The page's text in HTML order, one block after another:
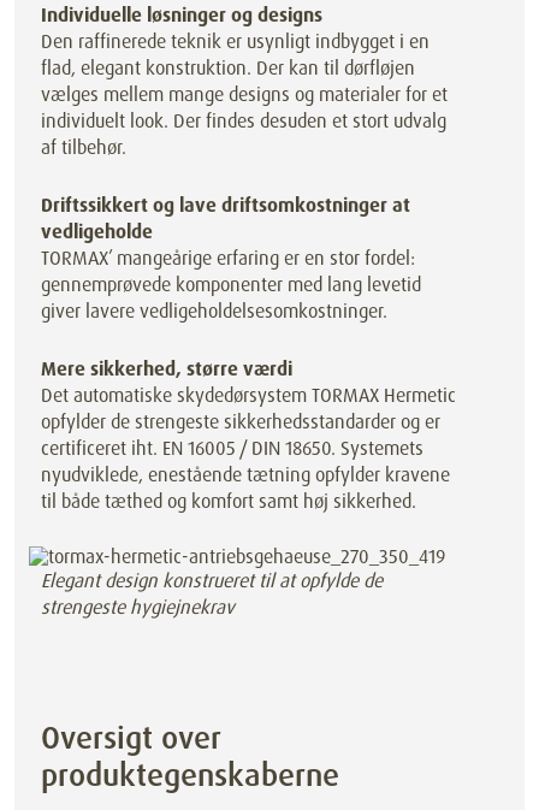
Individuelle løsninger og designs
Den raffinerede teknik er usynligt indbygget i en
flad, elegant konstruktion. Der kan til dørfløjen
vælges mellem mange designs og materialer for et
individuelt look. Der findes desuden et stort udvalg
af tilbehør.
Driftssikkert og lave driftsomkostninger at
vedligeholde
TORMAX’ mangeårige erfaring er en stor fordel:
gennemprøvede komponenter med lang levetid
giver lavere vedligeholdelsesomkostninger.
Mere sikkerhed, større værdi
Det automatiske skydedørsystem TORMAX Hermetic
opfylder de strengeste sikkerhedsstandarder og er
certificeret iht. EN 16005 / DIN 18650. Systemets
nyudviklede, enestående tætning opfylder kravene
til både tæthed og komfort samt høj sikkerhed.
Elegant design konstrueret til at opfylde de
strengeste hygiejnekrav
Oversigt over
produktegenskaberne